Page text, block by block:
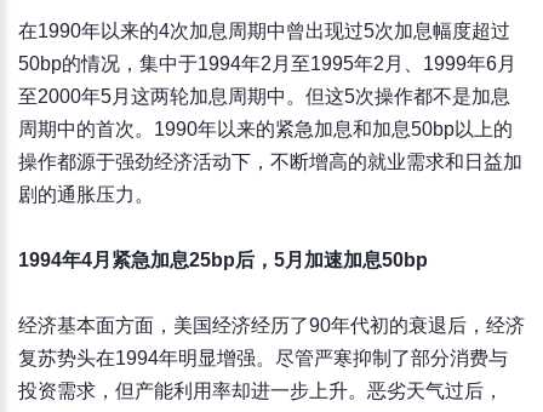
在1990年以来的4次加息周期中曾出现过5次加息幅度超过
50bp的情况，集中于1994年2月至1995年2月、1999年6月
至2000年5月这两轮加息周期中。但这5次操作都不是加息
周期中的首次。1990年以来的紧急加息和加息50bp以上的
操作都源于强劲经济活动下，不断增高的就业需求和日益加
剧的通胀压力。
1994年4月紧急加息25bp后，5月加速加息50bp
经济基本面方面，美国经济经历了90年代初的衰退后，经济
复苏势头在1994年明显增强。尽管严寒抑制了部分消费与
投资需求，但产能利用率却进一步上升。恶劣天气过后，